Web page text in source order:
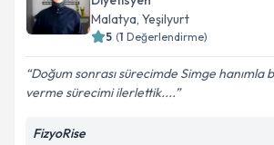
Malatya, Yeşilyurt
5 (1 Değerlendirme)
Doğum sonrası sürecimde Simge hanımla
verme sürecimi ilerlettik....
FizyoRise